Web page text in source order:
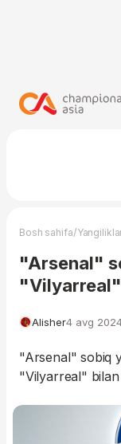
Bosh sahifa/
"Arsenal"
Alisher4 avg
"Arsenal" sobiq
"Vilyarreal"